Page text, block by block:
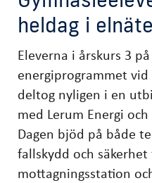
heldag i
Eleverna i årskurs 3
energiprogrammet vid
deltog nyligen i en
med Lerum Energi
Dagen bjöd på både
fallskydd och
mottagningsstation